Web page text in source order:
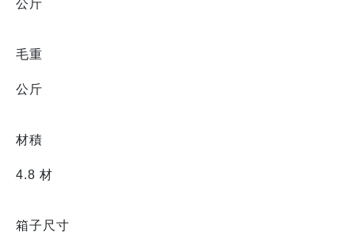
公斤
毛重
公斤
材積
4.8 材
箱子尺寸